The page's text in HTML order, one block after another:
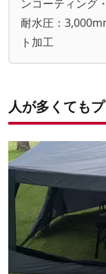
ンコーティング
耐水圧：
ト加工
人が多くても